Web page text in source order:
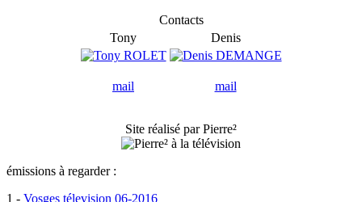
Contacts
Tony
Denis
mail mail
Site réalisé par Pierre²
émissions à regarder :
1 - Vosges télevision 06-2016